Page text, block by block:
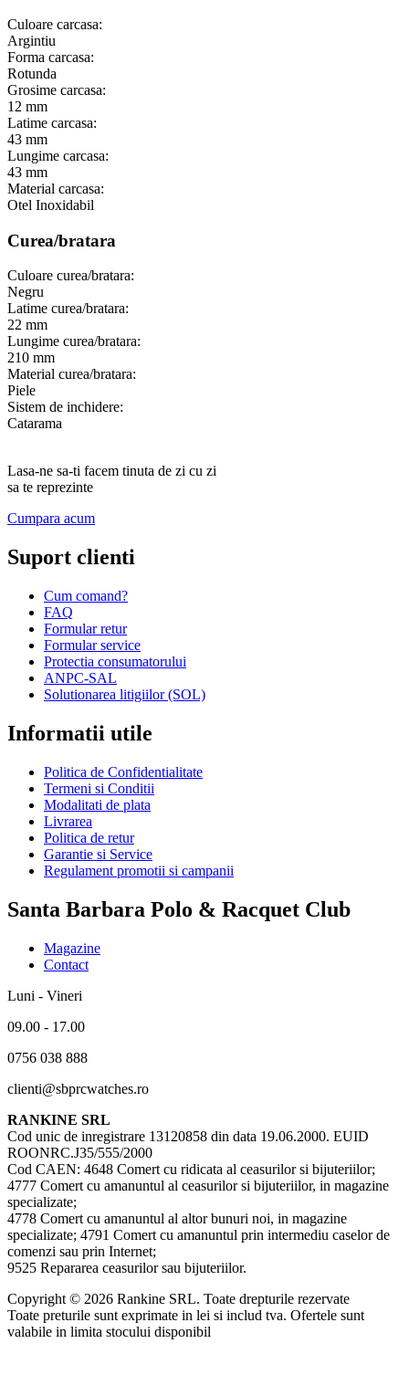
Culoare carcasa:
Argintiu
Forma carcasa:
Rotunda
Grosime carcasa:
12 mm
Latime carcasa:
43 mm
Lungime carcasa:
43 mm
Material carcasa:
Otel Inoxidabil
Curea/bratara
Culoare curea/bratara:
Negru
Latime curea/bratara:
22 mm
Lungime curea/bratara:
210 mm
Material curea/bratara:
Piele
Sistem de inchidere:
Catarama
Lasa-ne sa-ti facem tinuta de zi cu zi
sa te reprezinte
Cumpara acum
Suport clienti
Cum comand?
FAQ
Formular retur
Formular service
Protectia consumatorului
ANPC-SAL
Solutionarea litigiilor (SOL)
Informatii utile
Politica de Confidentialitate
Termeni si Conditii
Modalitati de plata
Livrarea
Politica de retur
Garantie si Service
Regulament promotii si campanii
Santa Barbara Polo & Racquet Club
Magazine
Contact
Luni - Vineri
09.00 - 17.00
0756 038 888
clienti@sbprcwatches.ro
RANKINE SRL
Cod unic de inregistrare 13120858 din data 19.06.2000. EUID
ROONRC.J35/555/2000
Cod CAEN: 4648 Comert cu ridicata al ceasurilor si bijuteriilor;
4777 Comert cu amanuntul al ceasurilor si bijuteriilor, in magazine
specializate;
4778 Comert cu amanuntul al altor bunuri noi, in magazine
specializate; 4791 Comert cu amanuntul prin intermediu caselor de
comenzi sau prin Internet;
9525 Repararea ceasurilor sau bijuteriilor.
Copyright © 2026 Rankine SRL. Toate drepturile rezervate
Toate preturile sunt exprimate in lei si includ tva. Ofertele sunt
valabile in limita stocului disponibil